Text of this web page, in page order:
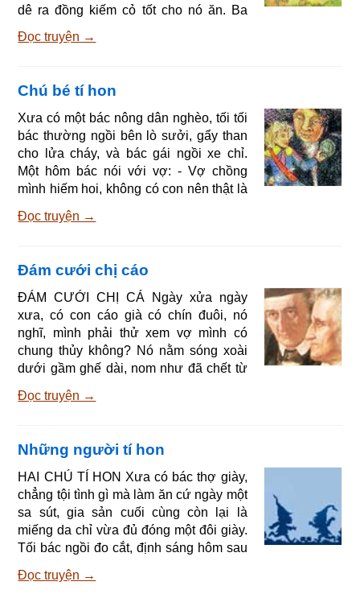
dê ra đồng kiếm cỏ tốt cho nó ăn. Ba
Một hôm, người con cả dắt dê đến bãi
tối, đã đến lúc phải về, anh hỏi dê: - Dê
ơi, dê ăn no chưa? Dê đáp: - Tôi ăn no
căng Chẳng buồn ăn nữa, Be Be…
Chàng trai nói: - Thế thì về chuồng! Rồi
anh
Đọc truyện →
Chú bé tí hon
Xưa có một bác nông dân nghèo, tối tối
bác thường ngồi bên lò sưởi, gẩy than
cho lửa cháy, và bác gái ngồi xe chỉ.
Một hôm bác nói với vợ: - Vợ chồng
mình hiếm hoi, không có con nên thật là
láng giềng thì thật là vui vẻ, nhộn nhịp.
ngón tay cái đi chăng nữa tôi cũng thỏa
lòng. Chắc vợ chồng mình sẽ yêu quí
nó lắm nhỉ. Được ít lâu, người vợ ốm
nghén, và bảy tháng sau sinh một đứa
Đọc truyện →
Đám cưới chị cáo
ĐÁM CƯỚI CHỊ CÁ Ngày xửa ngày
xưa, có con cáo già có chín đuôi, nó
nghĩ, mình phải thử xem vợ mình có
chung thủy không? Nó nằm sóng xoài
dưới gầm ghế dài, nom như đã chết từ
cửa buồng mình lại, ở buồng ngoài chỉ
chết đã lan tin khắp nơi. Một hôm, nghe
tiếng gõ cửa, mèo ra mở cửa, thấy mèo,
chàng cáo liền nói: À, chào chị mèo. Bà
chủ ở nhà, Bà ngủ hay thức? Mèo đáp:
Bà có ngủ đâu, Tôi đang
Đọc truyện →
Những người tí hon
HAI CHÚ TÍ HON Xưa có bác thợ giày,
chẳng tội tình gì mà làm ăn cứ ngày một
sa sút, gia sản cuối cùng còn lại là
miếng da chỉ vừa đủ đóng một đôi giày.
Tối bác ngồi đo cắt, định sáng hôm sau
cắt xong, bác yên trí lên giường, mới
Đọc truyện →